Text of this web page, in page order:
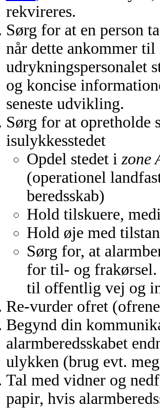
rekvireres.
Sørg for at en person
når dette ankommer
udrykningspersonalet
og koncise
seneste udvikling.
Sørg for at opretholde
isulykkesstedet
Opdel stedet i zone
(operationel
beredsskab)
Hold tilskuere,
Hold øje med
Sørg for, at
for til- og frakørsel.
til offentlig vej og
Re-vurder ofret
Begynd din
alarmberedsskabet
ulykken (brug evt.
Tal med vidner og
papir, hvis